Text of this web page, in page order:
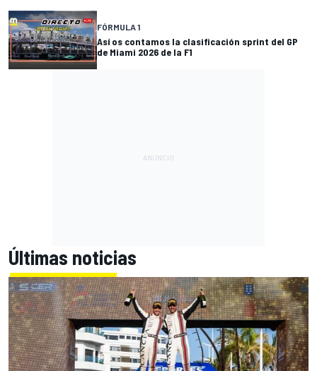
FÓRMULA 1
Así os contamos la clasificación sprint del GP
de Miami 2026 de la F1
Últimas noticias